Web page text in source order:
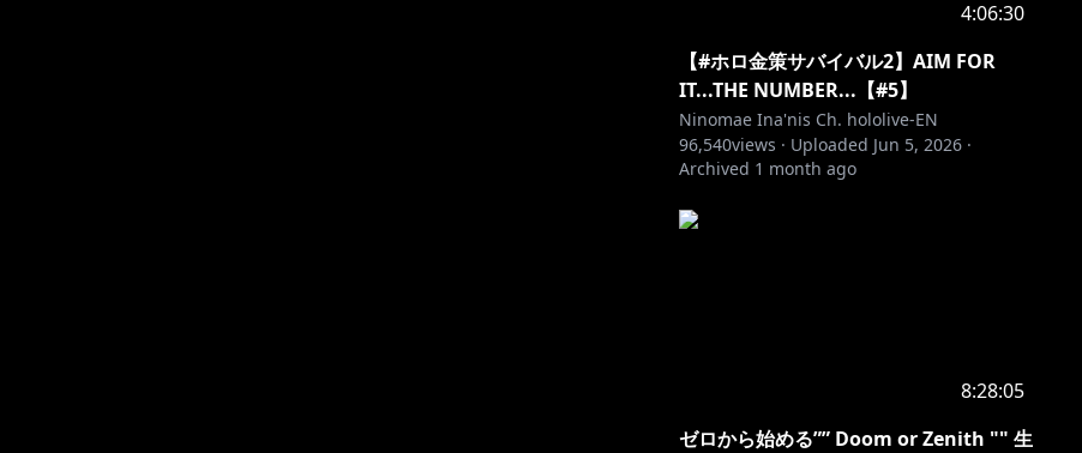
4:06:30
【#ホロ金策サバイバル2】AIM FOR
IT...THE NUMBER...【#5】
Ninomae Ina'nis Ch. hololive-EN
96,540views · Uploaded Jun 5, 2026 ·
Archived 1 month ago
8:28:05
ゼロから始める”” Doom or Zenith "" 生